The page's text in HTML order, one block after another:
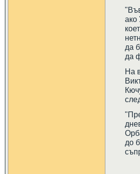
ако
да
да
На
до